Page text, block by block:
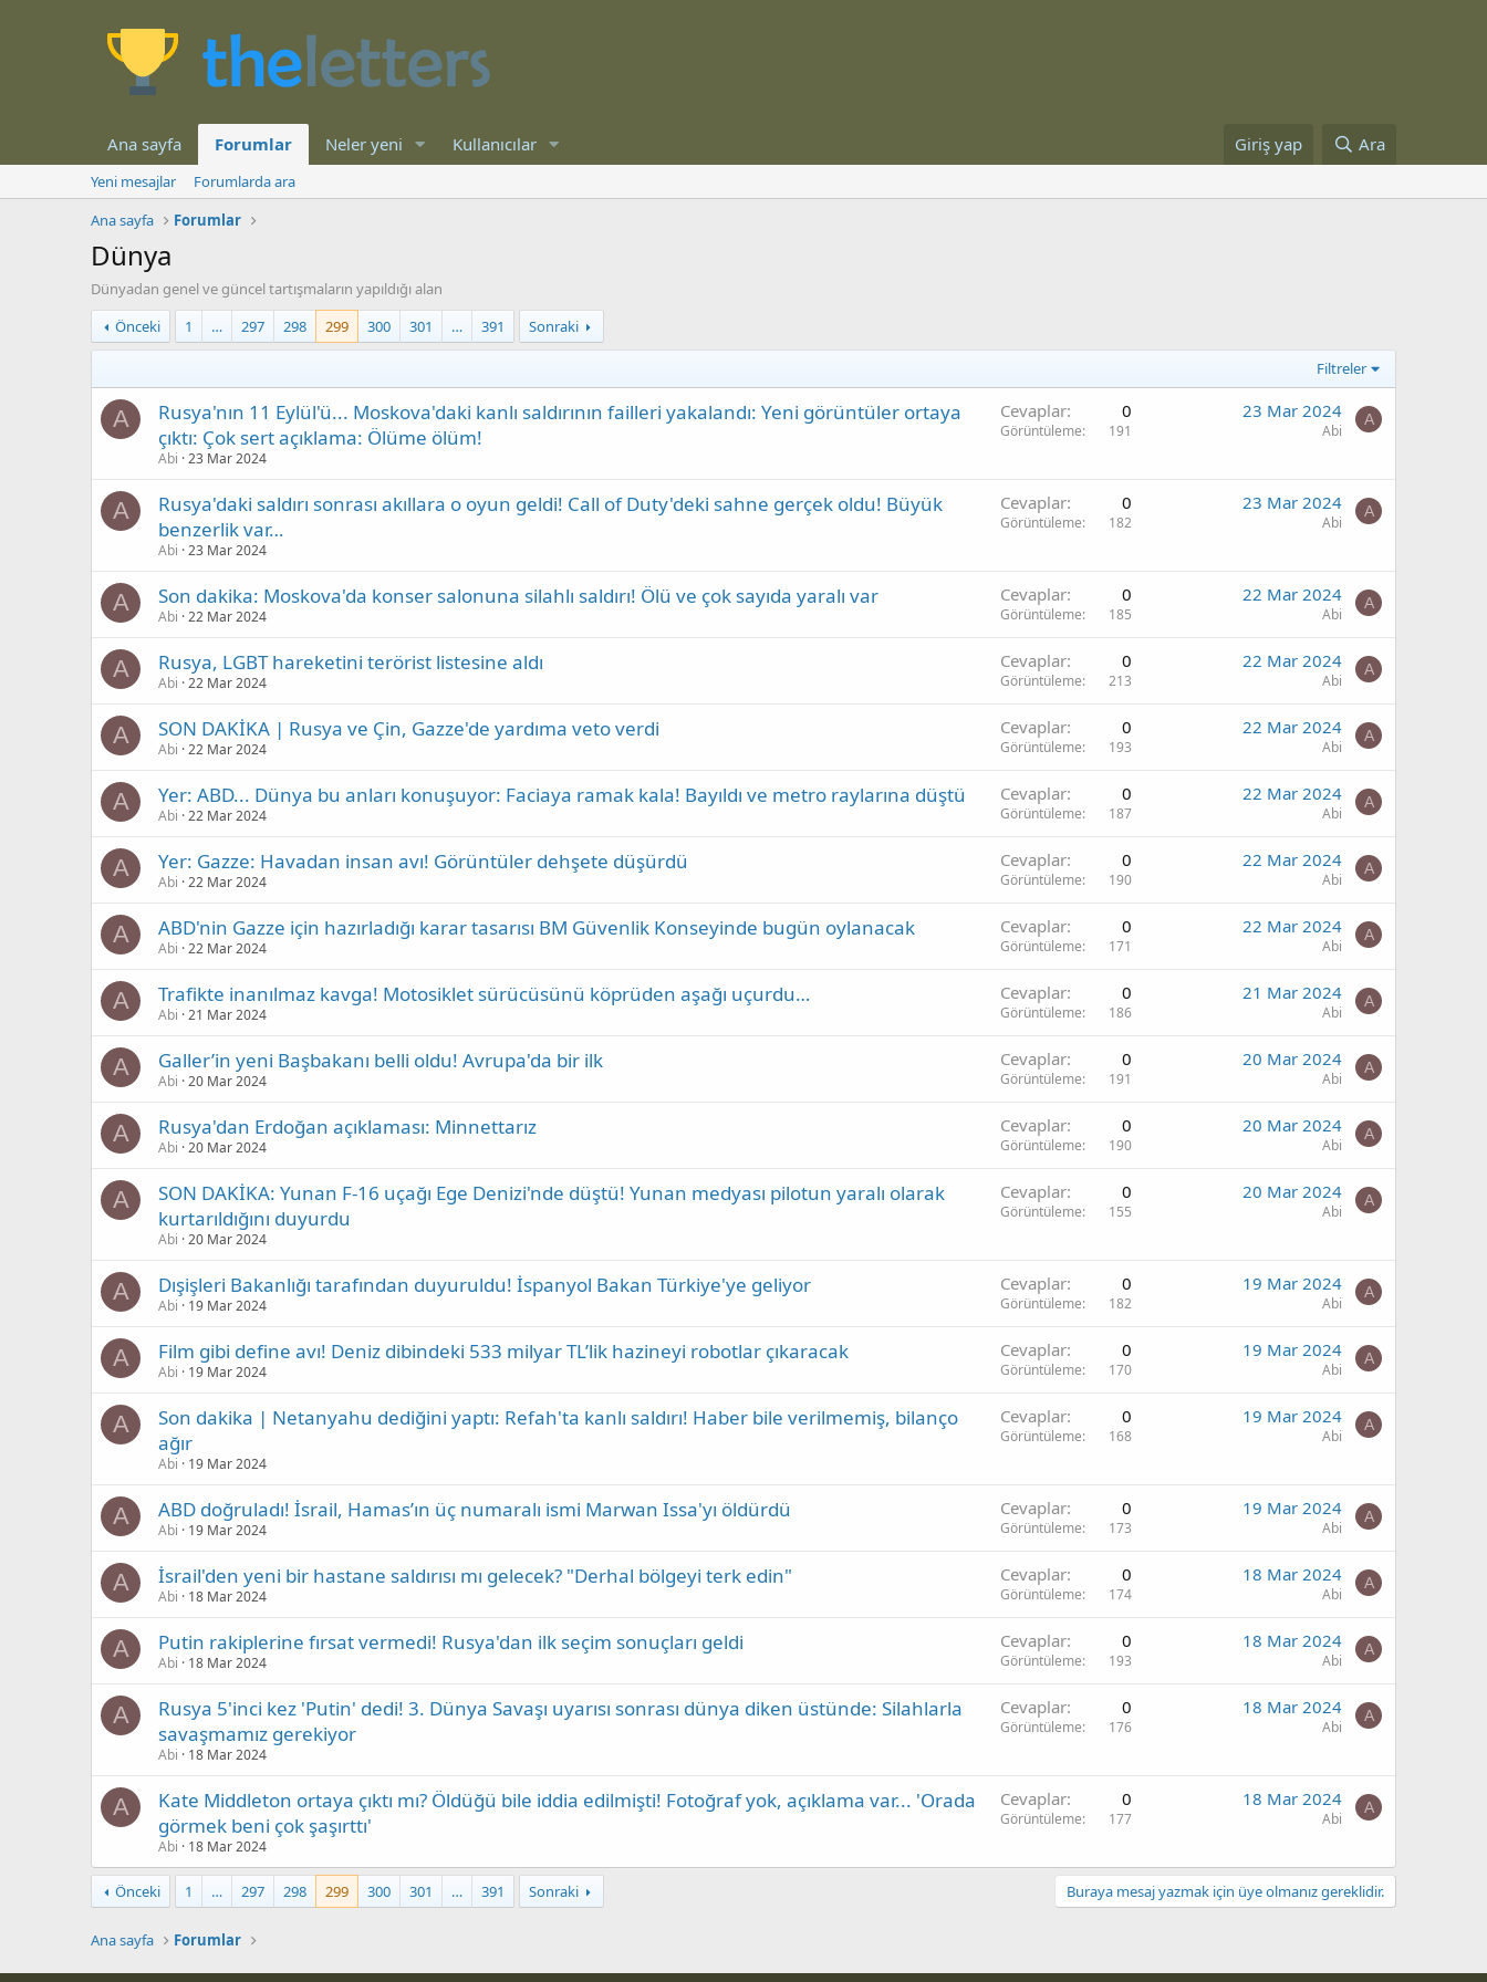
Ana sayfa Forumlar Neler yeni Kullanıcılar Giriş yap Ara
Yeni mesajlar
Forumlarda ara
Ana sayfa
Forumlar
Dünya
Dünyadan genel ve güncel tartışmaların yapıldığı alan
Önceki
1 … 297 298 299 300 301 … 391 Sonraki
Filtreler
A
Rusya'nın 11 Eylül'ü... Moskova'daki kanlı saldırının failleri yakalandı: Yeni görüntüler ortaya
çıktı: Çok sert açıklama: Ölüme ölüm!
Abi 23 Mar 2024
Cevaplar 0
Görüntüleme 191
23 Mar 2024
Abi
A
A
Rusya'daki saldırı sonrası akıllara o oyun geldi! Call of Duty'deki sahne gerçek oldu! Büyük
benzerlik var…
Abi 23 Mar 2024
Cevaplar 0
Görüntüleme 182
23 Mar 2024
Abi
A
A Son dakika: Moskova'da konser salonuna silahlı saldırı! Ölü ve çok sayıda yaralı var
Abi 22 Mar 2024
Cevaplar 0
Görüntüleme 185
22 Mar 2024
Abi
A
A Rusya, LGBT hareketini terörist listesine aldı
Abi 22 Mar 2024
Cevaplar 0
Görüntüleme 213
22 Mar 2024
Abi
A
A SON DAKİKA | Rusya ve Çin, Gazze'de yardıma veto verdi
Abi 22 Mar 2024
Cevaplar 0
Görüntüleme 193
22 Mar 2024
Abi
A
A Yer: ABD... Dünya bu anları konuşuyor: Faciaya ramak kala! Bayıldı ve metro raylarına düştü
Abi 22 Mar 2024
Cevaplar 0
Görüntüleme 187
22 Mar 2024
Abi
A
A Yer: Gazze: Havadan insan avı! Görüntüler dehşete düşürdü
Abi 22 Mar 2024
Cevaplar 0
Görüntüleme 190
22 Mar 2024
Abi
A
A ABD'nin Gazze için hazırladığı karar tasarısı BM Güvenlik Konseyinde bugün oylanacak
Abi 22 Mar 2024
Cevaplar 0
Görüntüleme 171
22 Mar 2024
Abi
A
A Trafikte inanılmaz kavga! Motosiklet sürücüsünü köprüden aşağı uçurdu…
Abi 21 Mar 2024
Cevaplar 0
Görüntüleme 186
21 Mar 2024
Abi
A
A Galler’in yeni Başbakanı belli oldu! Avrupa'da bir ilk
Abi 20 Mar 2024
Cevaplar 0
Görüntüleme 191
20 Mar 2024
Abi
A
A Rusya'dan Erdoğan açıklaması: Minnettarız
Abi 20 Mar 2024
Cevaplar 0
Görüntüleme 190
20 Mar 2024
Abi
A
A
SON DAKİKA: Yunan F-16 uçağı Ege Denizi'nde düştü! Yunan medyası pilotun yaralı olarak
kurtarıldığını duyurdu
Abi 20 Mar 2024
Cevaplar 0
Görüntüleme 155
20 Mar 2024
Abi
A
A Dışişleri Bakanlığı tarafından duyuruldu! İspanyol Bakan Türkiye'ye geliyor
Abi 19 Mar 2024
Cevaplar 0
Görüntüleme 182
19 Mar 2024
Abi
A
A Film gibi define avı! Deniz dibindeki 533 milyar TL’lik hazineyi robotlar çıkaracak
Abi 19 Mar 2024
Cevaplar 0
Görüntüleme 170
19 Mar 2024
Abi
A
A
Son dakika | Netanyahu dediğini yaptı: Refah'ta kanlı saldırı! Haber bile verilmemiş, bilanço
ağır
Abi 19 Mar 2024
Cevaplar 0
Görüntüleme 168
19 Mar 2024
Abi
A
A ABD doğruladı! İsrail, Hamas’ın üç numaralı ismi Marwan Issa'yı öldürdü
Abi 19 Mar 2024
Cevaplar 0
Görüntüleme 173
19 Mar 2024
Abi
A
A İsrail'den yeni bir hastane saldırısı mı gelecek? "Derhal bölgeyi terk edin"
Abi 18 Mar 2024
Cevaplar 0
Görüntüleme 174
18 Mar 2024
Abi
A
A Putin rakiplerine fırsat vermedi! Rusya'dan ilk seçim sonuçları geldi
Abi 18 Mar 2024
Cevaplar 0
Görüntüleme 193
18 Mar 2024
Abi
A
A
Rusya 5'inci kez 'Putin' dedi! 3. Dünya Savaşı uyarısı sonrası dünya diken üstünde: Silahlarla
savaşmamız gerekiyor
Abi 18 Mar 2024
Cevaplar 0
Görüntüleme 176
18 Mar 2024
Abi
A
A
Kate Middleton ortaya çıktı mı? Öldüğü bile iddia edilmişti! Fotoğraf yok, açıklama var... 'Orada
görmek beni çok şaşırttı'
Abi 18 Mar 2024
Cevaplar 0
Görüntüleme 177
18 Mar 2024
Abi
A
Önceki 1 … 297 298 299 300 301 … 391 Sonraki Buraya mesaj yazmak için üye olmanız gereklidir.
Ana sayfa Forumlar